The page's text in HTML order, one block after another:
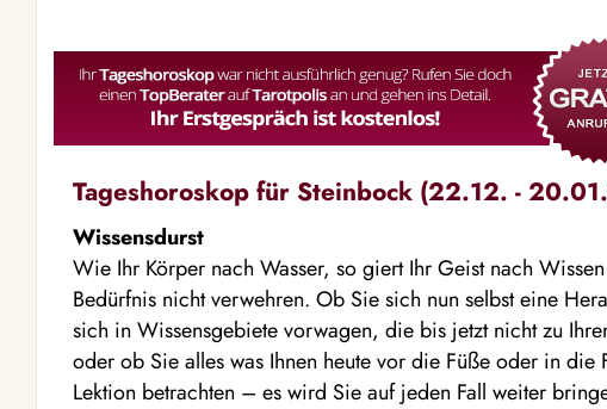
Tageshoroskop für Steinbock (22.12. -
Wissensdurst
Wie Ihr Körper nach Wasser, so giert Ihr Geist nach
Bedürfnis nicht verwehren. Ob Sie sich nun selbst eine
sich in Wissensgebiete vorwagen, die bis jetzt nicht zu
oder ob Sie alles was Ihnen heute vor die Füße oder in die
Lektion betrachten – es wird Sie auf jeden Fall weiter